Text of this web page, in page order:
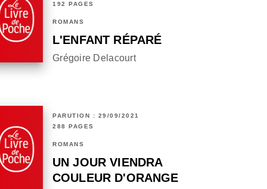
192 PAGES
ROMANS
L'ENFANT RÉPARÉ
Grégoire Delacourt
PARUTION : 29/09/2021
288 PAGES
ROMANS
UN JOUR VIENDRA
COULEUR D'ORANGE